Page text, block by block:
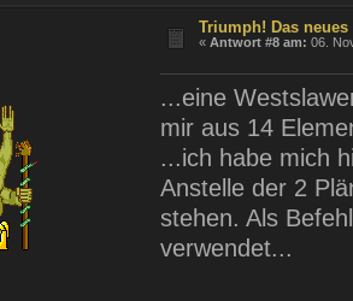
Triumph! Das
«Antwort #8 am: 06.
...eine
mir aus 14
...ich habe mich
Anstelle der 2
stehen. Als
verwendet...